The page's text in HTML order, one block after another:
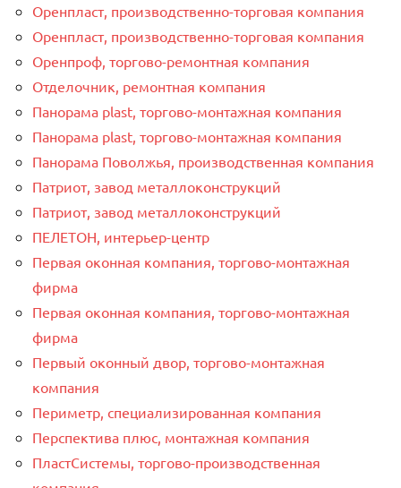
Оренпласт, производственно-торговая компания
Оренпласт, производственно-торговая компания
Оренпроф, торгово-ремонтная компания
Отделочник, ремонтная компания
Панорама plast, торгово-монтажная компания
Панорама plast, торгово-монтажная компания
Панорама Поволжья, производственная компания
Патриот, завод металлоконструкций
Патриот, завод металлоконструкций
ПЕЛЕТОН, интерьер-центр
Первая оконная компания, торгово-монтажная
фирма
Первая оконная компания, торгово-монтажная
фирма
Первый оконный двор, торгово-монтажная
компания
Периметр, специализированная компания
Перспектива плюс, монтажная компания
ПластСистемы, торгово-производственная